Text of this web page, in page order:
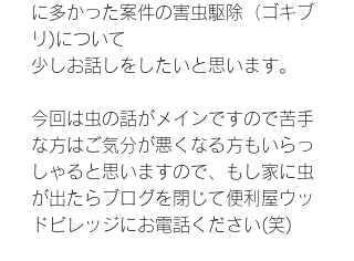
に多かった案件の害虫駆除（ゴキブ
リ)について
少しお話しをしたいと思います。
今回は虫の話がメインですので苦手
な方はご気分が悪くなる方もいらっ
しゃると思いますので、もし家に虫
が出たらブログを閉じて便利屋ウッ
ドビレッジにお電話ください(笑)